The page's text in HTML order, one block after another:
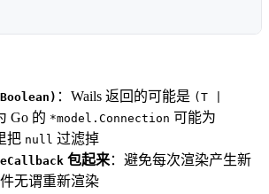
：Wails 返回的可能是 (T |
Go 的 *model.Connection 可能为
把 null 过滤掉
包起来：避免每次渲染产生新
无谓重新渲染